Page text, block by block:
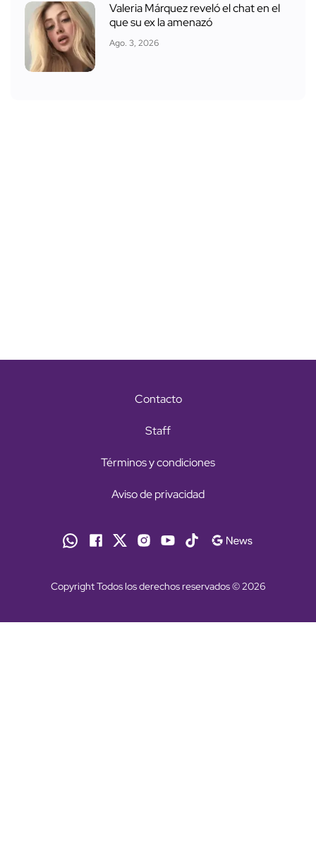
Valeria Márquez reveló el chat en el
que su ex la amenazó
Ago. 3, 2026
Contacto
Staff
Términos y condiciones
Aviso de privacidad
Copyright Todos los derechos reservados © 2026